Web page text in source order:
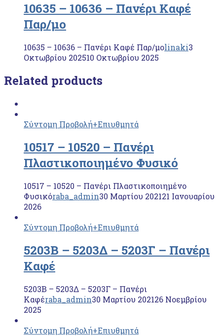
10635 – 10636 – Πανέρι Καφέ
Παρ/μο
10635 – 10636 – Πανέρι Καφέ Παρ/μοlinaki3
Οκτωβρίου 202510 Οκτωβρίου 2025
Related products
Σύντομη Προβολή+Επιυθμητά
10517 – 10520 – Πανέρι
Πλαστικοποιημένο Φυσικό
10517 – 10520 – Πανέρι Πλαστικοποιημένο
Φυσικόraba_admin30 Μαρτίου 202121 Ιανουαρίου
2026
Σύντομη Προβολή+Επιυθμητά
5203Β – 5203Δ – 5203Γ – Πανέρι
Καφέ
5203Β – 5203Δ – 5203Γ – Πανέρι
Καφέraba_admin30 Μαρτίου 202126 Νοεμβρίου
2025
Σύντομη Προβολή+Επιυθμητά